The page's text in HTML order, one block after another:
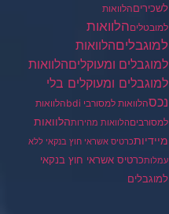
לשכיריםהלוואות
למובטליםהלוואות
למוגבליםהלוואות
למוגבלים ומעוקליםהלוואות
למוגבלים ומעוקלים בלי
נכסהלוואות למסורבי bdi
הלוואות
למסורביםהלוואות מהירותהלוואות
מיידיותכרטיס אשראי חוץ בנקאי ללא
עמלותכרטיס אשראי חוץ בנקאי
למוגבלים